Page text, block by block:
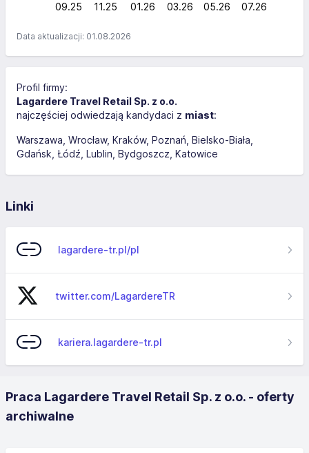
L
09.25 11.25 01.26 03.26 05.26 07.26
Data aktualizacji: 01.08.2026
Profil firmy:
Lagardere Travel Retail Sp. z o.o.
najczęściej odwiedzają kandydaci z miast:
Warszawa Wrocław Kraków Poznań Bielsko-Biała
Gdańsk Łódź Lublin Bydgoszcz Katowice
Linki
lagardere-tr.pl/pl
twitter.com/LagardereTR
kariera.lagardere-tr.pl
Praca Lagardere Travel Retail Sp. z o.o. - oferty
archiwalne